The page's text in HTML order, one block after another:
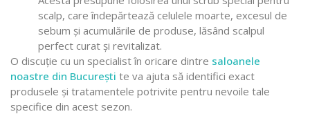
scalp, care îndepărtează celulele moarte, excesul de
sebum și acumulările de produse, lăsând scalpul
perfect curat și revitalizat.
O discuție cu un specialist în oricare dintre saloanele
noastre din București te va ajuta să identifici exact
produsele și tratamentele potrivite pentru nevoile tale
specifice din acest sezon.